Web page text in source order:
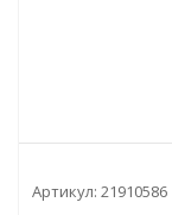
Артикул: 21910586